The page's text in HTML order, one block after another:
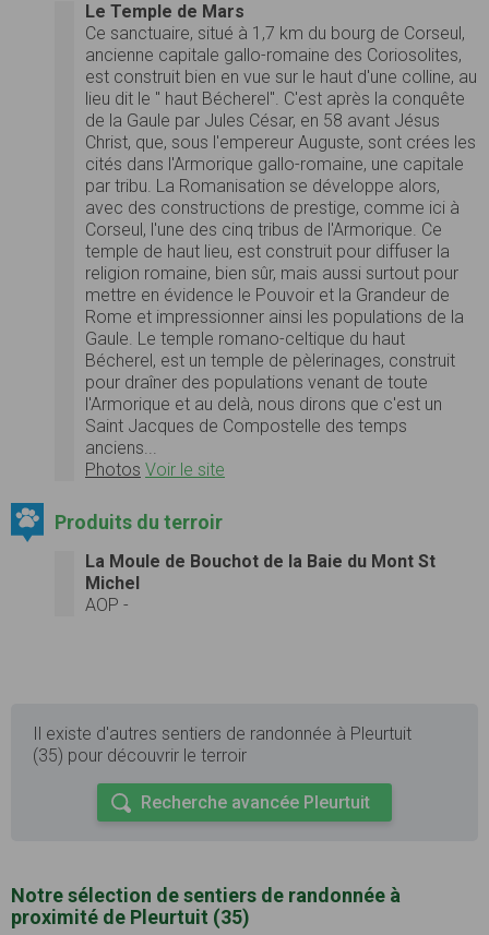
Le Temple de Mars
Ce sanctuaire, situé à 1,7 km du bourg de Corseul,
ancienne capitale gallo-romaine des Coriosolites,
est construit bien en vue sur le haut d'une colline, au
lieu dit le " haut Bécherel". C'est après la conquête
de la Gaule par Jules César, en 58 avant Jésus
Christ, que, sous l'empereur Auguste, sont crées les
cités dans l'Armorique gallo-romaine, une capitale
par tribu. La Romanisation se développe alors,
avec des constructions de prestige, comme ici à
Corseul, l'une des cinq tribus de l'Armorique. Ce
temple de haut lieu, est construit pour diffuser la
religion romaine, bien sûr, mais aussi surtout pour
mettre en évidence le Pouvoir et la Grandeur de
Rome et impressionner ainsi les populations de la
Gaule. Le temple romano-celtique du haut
Bécherel, est un temple de pèlerinages, construit
pour draîner des populations venant de toute
l'Armorique et au delà, nous dirons que c'est un
Saint Jacques de Compostelle des temps
anciens...
Photos Voir le site
Produits du terroir
La Moule de Bouchot de la Baie du Mont St
Michel
AOP -
Il existe d'autres sentiers de randonnée à Pleurtuit
(35) pour découvrir le terroir
Recherche avancée Pleurtuit
Notre sélection de sentiers de randonnée à
proximité de Pleurtuit (35)